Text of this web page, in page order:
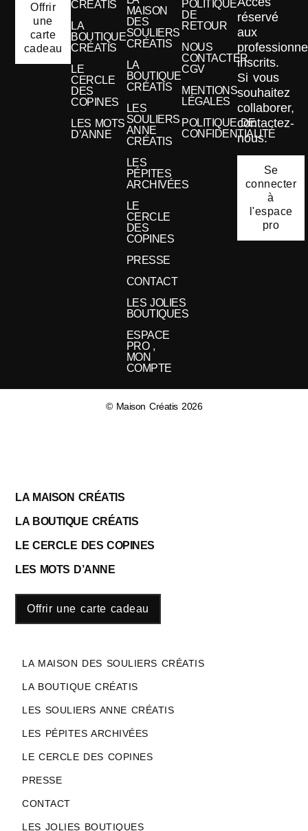
Offrir
une
carte
cadeau
CRÉATIS
LA
BOUTIQUE
CRÉATIS
LE
CERCLE
DES
COPINES
LES MOTS
D’ANNE
MAISON
DES
SOULIERS
CRÉATIS
LA
BOUTIQUE
CRÉATIS
LES
SOULIERS
ANNE
CRÉATIS
LES
PÉPITES
ARCHIVÉES
LE
CERCLE
DES
COPINES
PRESSE
CONTACT
LES JOLIES
BOUTIQUES
ESPACE
PRO ,
MON
COMPTE
POLITIQUE
DE
RETOUR
NOUS
CONTACTER
CGV
MENTIONS
LÉGALES
POLITIQUE DE
CONFIDENTIALITÉ
réservé
aux
inscrits.
Si vous
souhaitez
collaborer,
contactez-
nous.
Se
connecter
à
l'espace
pro
© Maison Créatis 2026
LA MAISON CRÉATIS
LA BOUTIQUE CRÉATIS
LE CERCLE DES COPINES
LES MOTS D’ANNE
Offrir une carte cadeau
LA MAISON DES SOULIERS CRÉATIS
LA BOUTIQUE CRÉATIS
LES SOULIERS ANNE CRÉATIS
LES PÉPITES ARCHIVÉES
LE CERCLE DES COPINES
PRESSE
CONTACT
LES JOLIES BOUTIQUES